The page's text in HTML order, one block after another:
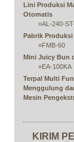
Lini Produksi
Otomatis
»AL-240-
Pabrik
»FMB-60
Mini Juicy Bun
»EA-100KA
Terpal Multi
Menggulung
Mesin
dari Spring Roll
KIRIM